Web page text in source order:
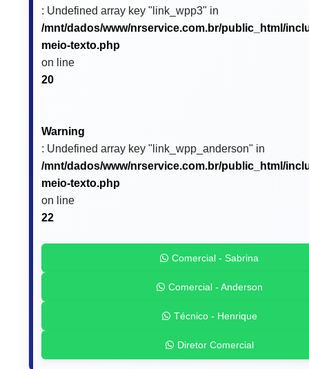
: Undefined array key "link_wpp3" in
/mnt/dados/www/nrservice.com.br/public_html/
meio-texto.php
on line
20
Warning
: Undefined array key "link_wpp_anderson" in
/mnt/dados/www/nrservice.com.br/public_html/
meio-texto.php
on line
22
Comercial - Sabrina
Comercial - Anderson
Técnico - Henrique
Diretor Comercial